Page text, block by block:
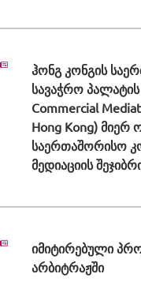
ჰონგ კონგის
სავაჭრო პალატის
Commercial
Hong Kong) მიერ
საერთაშორისო
მედიაციის
იმიტირებული
არბიტრაჟში